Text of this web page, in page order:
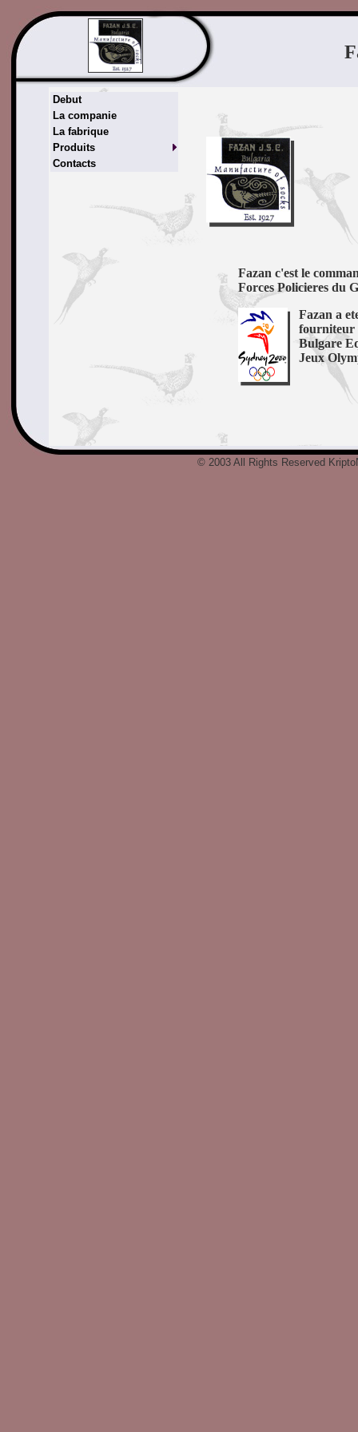
Fazan c'est le
Forces Policieres du
Fazan a
fourniteur
Bulgare
Jeux
© 2003 All Rights Reserved
Debut
La companie
La fabrique
Produits
Contacts